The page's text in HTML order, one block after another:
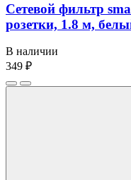
Сетевой фильтр
розетки, 1.8 м,
В наличии
349 ₽